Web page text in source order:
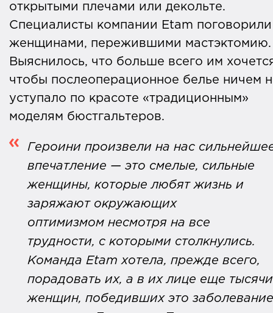
открытыми плечами или декольте.
Специалисты компании Etam поговорили
женщинами, пережившими мастэктомию.
Выяснилось, что больше всего им
чтобы послеоперационное белье ничем
уступало по красоте «традиционным»
моделям бюстгальтеров.
‎Героини произвели на нас
впечатление — это смелые, сильные
женщины, которые любят жизнь и
заряжают окружающих
оптимизмом несмотря на все
трудности, с которыми столкнулись.
Команда Etam хотела, прежде всего,
порадовать их, а в их лице еще тысячи
женщин, победивших это заболевание